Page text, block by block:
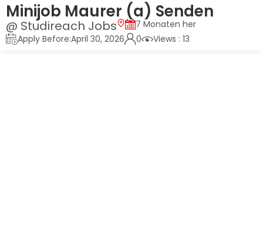
Minijob Maurer (a) Senden
@ Studireach Jobs
7 Monaten her
Apply Before:April 30, 2026
0 Views : 13